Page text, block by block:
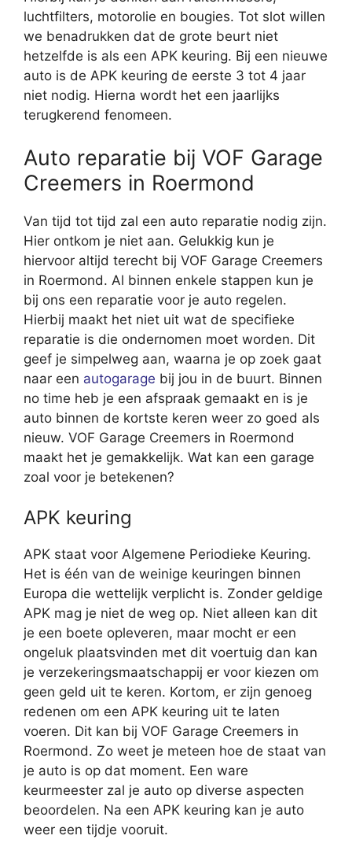
luchtfilters, motorolie en bougies. Tot slot willen
we benadrukken dat de grote beurt niet
hetzelfde is als een APK keuring. Bij een nieuwe
auto is de APK keuring de eerste 3 tot 4 jaar
niet nodig. Hierna wordt het een jaarlijks
terugkerend fenomeen.
Auto reparatie bij VOF Garage
Creemers in Roermond
Van tijd tot tijd zal een auto reparatie nodig zijn.
Hier ontkom je niet aan. Gelukkig kun je
hiervoor altijd terecht bij VOF Garage Creemers
in Roermond. Al binnen enkele stappen kun je
bij ons een reparatie voor je auto regelen.
Hierbij maakt het niet uit wat de specifieke
reparatie is die ondernomen moet worden. Dit
geef je simpelweg aan, waarna je op zoek gaat
naar een autogarage bij jou in de buurt. Binnen
no time heb je een afspraak gemaakt en is je
auto binnen de kortste keren weer zo goed als
nieuw. VOF Garage Creemers in Roermond
maakt het je gemakkelijk. Wat kan een garage
zoal voor je betekenen?
APK keuring
APK staat voor Algemene Periodieke Keuring.
Het is één van de weinige keuringen binnen
Europa die wettelijk verplicht is. Zonder geldige
APK mag je niet de weg op. Niet alleen kan dit
je een boete opleveren, maar mocht er een
ongeluk plaatsvinden met dit voertuig dan kan
je verzekeringsmaatschappij er voor kiezen om
geen geld uit te keren. Kortom, er zijn genoeg
redenen om een APK keuring uit te laten
voeren. Dit kan bij VOF Garage Creemers in
Roermond. Zo weet je meteen hoe de staat van
je auto is op dat moment. Een ware
keurmeester zal je auto op diverse aspecten
beoordelen. Na een APK keuring kan je auto
weer een tijdje vooruit.